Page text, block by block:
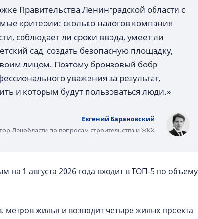
Правительства Ленинградской области с
критерии: сколько налогов компания
соблюдает ли сроки ввода, умеет ли
сад, создать безопасную площадку,
лицом. Поэтому бронзовый бобр
уважения за результат,
и которым будут пользоваться люди.»
Евгений Барановский
Ленобласти по вопросам строительства и ЖКХ
1 августа 2026 года входит в ТОП-5 по объему
метров жилья и возводит четыре жилых проекта